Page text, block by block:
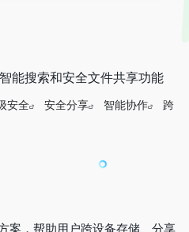
能搜索和安全文件共享功能
安全 安全分享 智能协作
跨
案，帮助用户跨设备存储、分享